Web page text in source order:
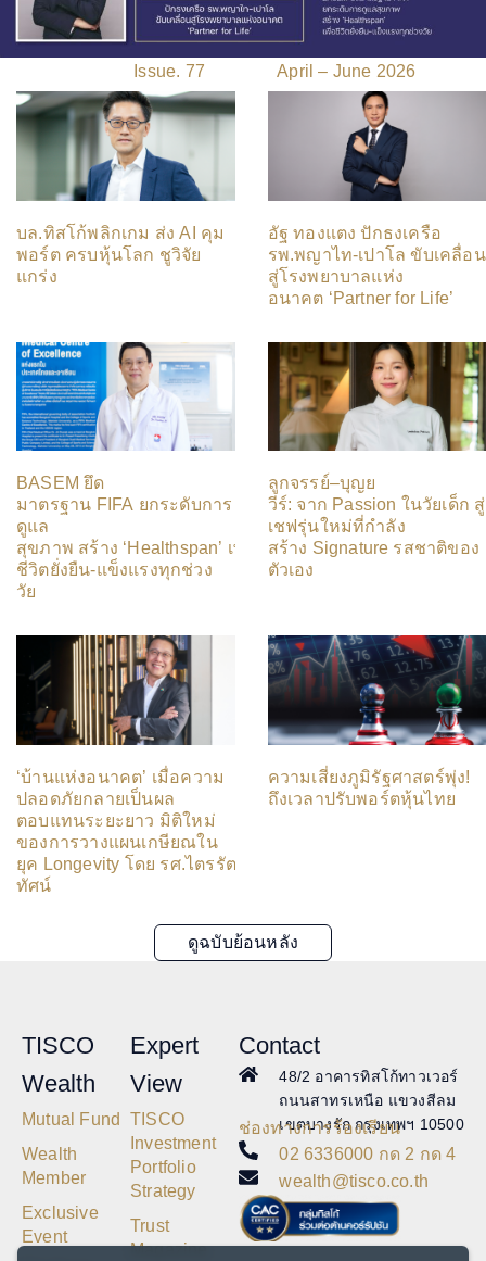
Issue. 77 April – June 2026
บล.ทิสโก้พลิกเกม ส่ง AI คุม
พอร์ต ครบหุ้นโลก ชูวิจัย
แกร่ง
อัฐ ทองแตง ปักธงเครือ
รพ.พญาไท-เปาโล ขับเคลื่อน
สู่โรงพยาบาลแห่ง
อนาคต ‘Partner for Life’
BASEM ยึด
มาตรฐาน FIFA ยกระดับการ
ดูแล
สุขภาพ สร้าง ‘Healthspan’ เพื่อ
ชีวิตยั่งยืน-แข็งแรงทุกช่วง
วัย
ลูกจรรย์–บุญย
วีร์: จาก Passion ในวัยเด็ก สู่
เชฟรุ่นใหม่ที่กำลัง
สร้าง Signature รสชาติของ
ตัวเอง
‘บ้านแห่งอนาคต’ เมื่อความ
ปลอดภัยกลายเป็นผล
ตอบแทนระยะยาว มิติใหม่
ของการวางแผนเกษียณใน
ยุค Longevity โดย รศ.ไตรรัตน์ จารุ
ทัศน์
ความเสี่ยงภูมิรัฐศาสตร์พุ่ง!
ถึงเวลาปรับพอร์ตหุ้นไทย
ดูฉบับย้อนหลัง
TISCO
Wealth
Mutual Fund
Wealth
Member
Exclusive
Event
Expert
View
TISCO
Investment
Portfolio
Strategy
Trust
Magazine
Contact
48/2 อาคารทิสโก้ทาวเวอร์
ถนนสาทรเหนือ แขวงสีลม
เขตบางรัก กรุงเทพฯ 10500
ช่องทางการร้องเรียน
02 6336000 กด 2 กด 4
wealth@tisco.co.th